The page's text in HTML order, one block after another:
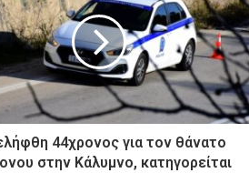
44χρονος για τον θάνατο
στην Κάλυμνο, κατηγορείται